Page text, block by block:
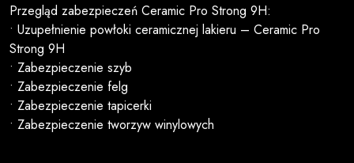
Przegląd zabezpieczeń Ceramic Pro Strong 9H:
• Uzupełnienie powłoki ceramicznej lakieru – Ceramic Pro
Strong 9H
• Zabezpieczenie szyb
• Zabezpieczenie felg
• Zabezpieczenie tapicerki
• Zabezpieczenie tworzyw winylowych